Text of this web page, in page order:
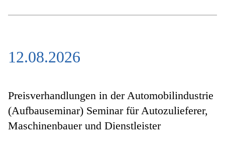
Das Technologieland
Innovationsfelder
Beratung & Förderung
12.08.2026
Preisverhandlungen in der Automobilindustrie
(Aufbauseminar) Seminar für Autozulieferer,
Maschinenbauer und Dienstleister